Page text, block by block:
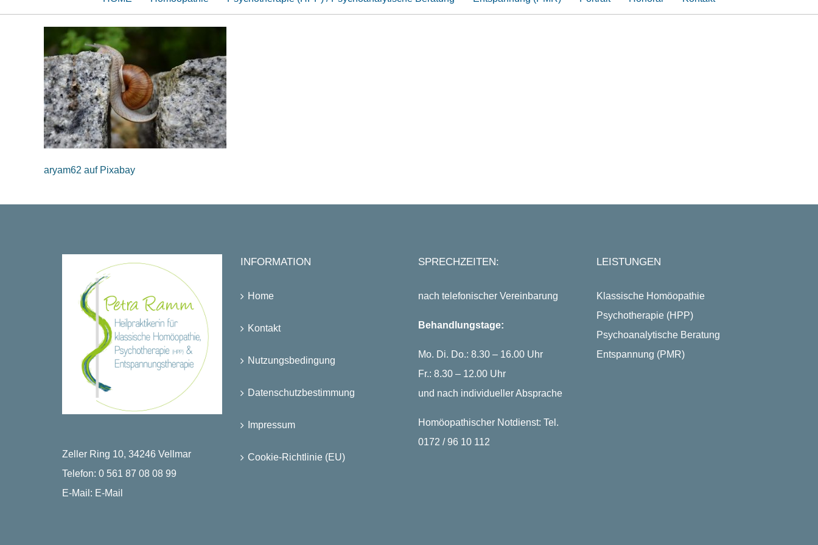
aryam62 auf Pixabay
Zeller Ring 10, 34246 Vellmar
Telefon: 0 561 87 08 08 99
E-Mail: E-Mail
INFORMATION
Home
Kontakt
Nutzungsbedingung
Datenschutzbestimmung
Impressum
Cookie-Richtlinie (EU)
SPRECHZEITEN:
nach telefonischer Vereinbarung
Behandlungstage:
Mo. Di. Do.: 8.30 – 16.00 Uhr
Fr.: 8.30 – 12.00 Uhr
und nach individueller Absprache
Homöopathischer Notdienst: Tel.
0172 / 96 10 112
LEISTUNGEN
Klassische Homöopathie
Psychotherapie (HPP)
Psychoanalytische Beratung
Entspannung (PMR)